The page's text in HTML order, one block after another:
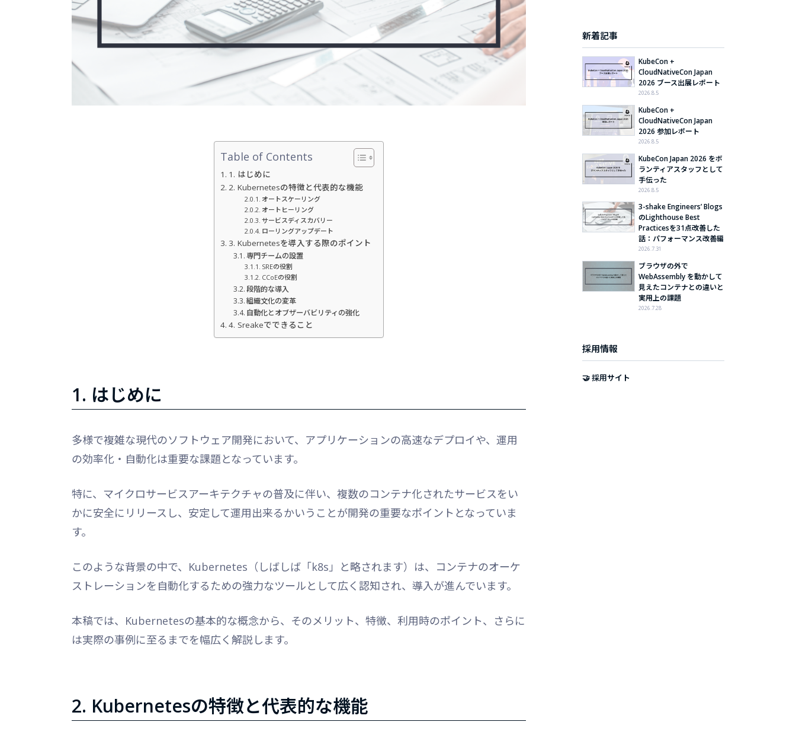
Table of Contents
1. はじめに
2. Kubernetesの特徴と代表的な機能
オートスケーリング
オートヒーリング
サービスディスカバリー
ローリングアップデート
3. Kubernetesを導入する際のポイント
専門チームの設置
SREの役割
CCoEの役割
段階的な導入
組織文化の変革
自動化とオブザーバビリティの強化
4. Sreakeでできること
1. はじめに
多様で複雑な現代のソフトウェア開発において、アプリケーションの高速なデプロイや、運用
の効率化・自動化は重要な課題となっています。
特に、マイクロサービスアーキテクチャの普及に伴い、複数のコンテナ化されたサービスをい
かに安全にリリースし、安定して運用出来るかいうことが開発の重要なポイントとなっていま
す。
このような背景の中で、Kubernetes（しばしば「k8s」と略されます）は、コンテナのオーケ
ストレーションを自動化するための強力なツールとして広く認知され、導入が進んでいます。
本稿では、Kubernetesの基本的な概念から、そのメリット、特徴、利用時のポイント、さらに
は実際の事例に至るまでを幅広く解説します。
2. Kubernetesの特徴と代表的な機能
新着記事
KubeCon +
CloudNativeCon Japan
2026 ブース出展レポート
2026.8.5
KubeCon +
CloudNativeCon Japan
2026 参加レポート
2026.8.5
KubeCon Japan 2026 をボ
ランティアスタッフとして
手伝った
2026.8.5
3-shake Engineers’ Blogs
のLighthouse Best
Practicesを31点改善した
話：パフォーマンス改善編
2026.7.31
ブラウザの外で
WebAssembly を動かして
見えたコンテナとの違いと
実用上の課題
2026.7.28
採用情報
🤝 採用サイト